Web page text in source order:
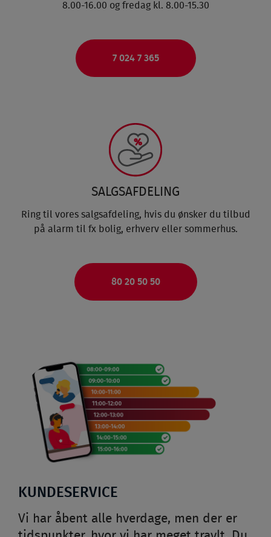
8.00-16.00 og fredag kl. 8.00-15.30
7 024 7 365
SALGSAFDELING
Ring til vores salgsafdeling, hvis du ønsker du tilbud
på alarm til fx bolig, erhverv eller sommerhus.
80 20 50 50
KUNDESERVICE
Vi har åbent alle hverdage, men der er